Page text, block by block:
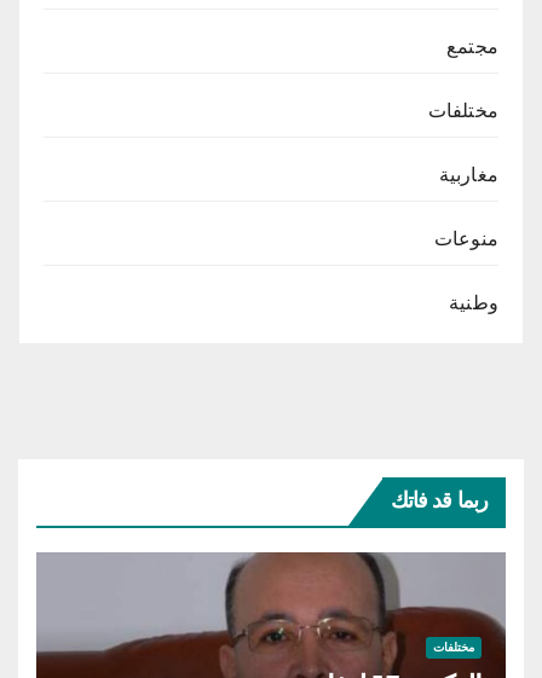
مجتمع
مختلفات
مغاربية
منوعات
وطنية
ربما قد فاتك
مختلفات